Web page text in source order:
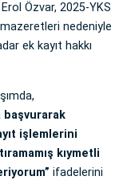
Özvar, 2025-YKS
nedeniyle
ek kayıt hakkı
işlemlerini
kıymetli
ifadelerini